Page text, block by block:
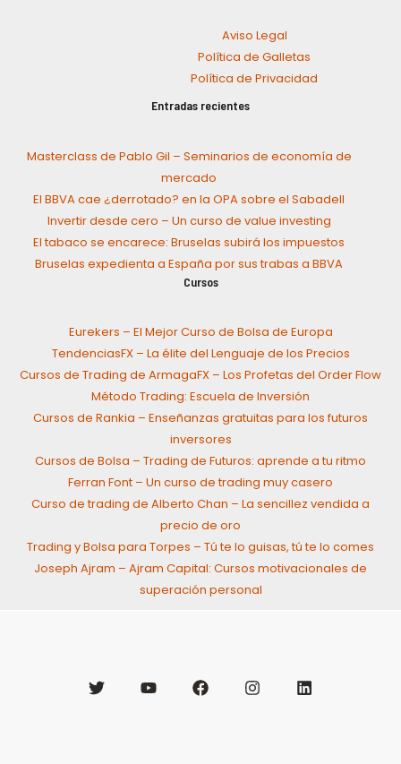
Aviso Legal
Política de Galletas
Política de Privacidad
Entradas recientes
Masterclass de Pablo Gil – Seminarios de economía de
mercado
El BBVA cae ¿derrotado? en la OPA sobre el Sabadell
Invertir desde cero – Un curso de value investing
El tabaco se encarece: Bruselas subirá los impuestos
Bruselas expedienta a España por sus trabas a BBVA
Cursos
Eurekers – El Mejor Curso de Bolsa de Europa
TendenciasFX – La élite del Lenguaje de los Precios
Cursos de Trading de ArmagaFX – Los Profetas del Order Flow
Método Trading: Escuela de Inversión
Cursos de Rankia – Enseñanzas gratuitas para los futuros
inversores
Cursos de Bolsa – Trading de Futuros: aprende a tu ritmo
Ferran Font – Un curso de trading muy casero
Curso de trading de Alberto Chan – La sencillez vendida a
precio de oro
Trading y Bolsa para Torpes – Tú te lo guisas, tú te lo comes
Joseph Ajram – Ajram Capital: Cursos motivacionales de
superación personal